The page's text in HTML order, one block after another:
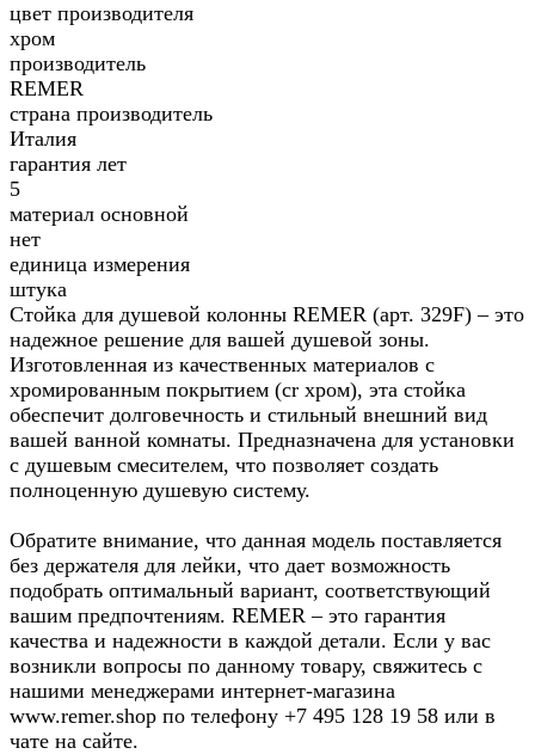
цвет производителя
хром
производитель
REMER
страна производитель
Италия
гарантия лет
5
материал основной
нет
единица измерения
штука
Стойка для душевой колонны REMER (арт. 329F) – это
надежное решение для вашей душевой зоны.
Изготовленная из качественных материалов с
хромированным покрытием (cr хром), эта стойка
обеспечит долговечность и стильный внешний вид
вашей ванной комнаты. Предназначена для установки
с душевым смесителем, что позволяет создать
полноценную душевую систему.
Обратите внимание, что данная модель поставляется
без держателя для лейки, что дает возможность
подобрать оптимальный вариант, соответствующий
вашим предпочтениям. REMER – это гарантия
качества и надежности в каждой детали. Если у вас
возникли вопросы по данному товару, свяжитесь с
нашими менеджерами интернет-магазина
www.remer.shop по телефону +7 495 128 19 58 или в
чате на сайте.